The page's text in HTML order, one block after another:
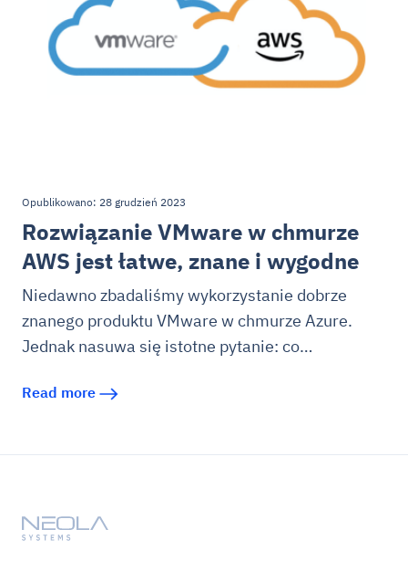
Opublikowano: 28 grudzień 2023
Rozwiązanie VMware w chmurze
AWS jest łatwe, znane i wygodne
Niedawno zbadaliśmy wykorzystanie dobrze
znanego produktu VMware w chmurze Azure.
Jednak nasuwa się istotne pytanie: co…
Read more